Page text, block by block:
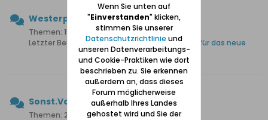
Westerplatte
Themen: 15 Beiträge: 109
Letzter Beitrag: Westerplatte, Vorbereitungen für das neue
Museum
Sonst.Vororte
Themen: 21 Beiträge: 177
Wenn Sie unten auf
"Einverstanden" klicken,
stimmen Sie unserer
Datenschutzrichtlinie und
unseren Datenverarbeitungs-
und Cookie-Praktiken wie dort
beschrieben zu. Sie erkennen
außerdem an, dass dieses
Forum möglicherweise
außerhalb Ihres Landes
gehostet wird und Sie der